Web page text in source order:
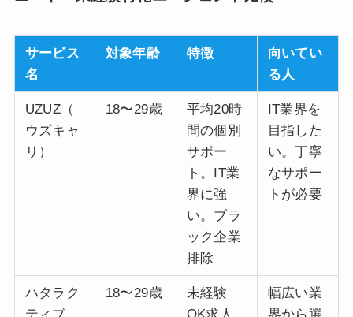
サービス
名
対象年齢 特徴
向いてい
る人
UZUZ（
ウズキャ
リ）
18〜29歳
平均20時
間の個別
サポー
ト。IT業
界に強
い。ブラ
ック企業
排除
IT業界を
目指した
い。丁寧
なサポー
トが必要
ハタラク
18〜29歳
未経験
幅広い業